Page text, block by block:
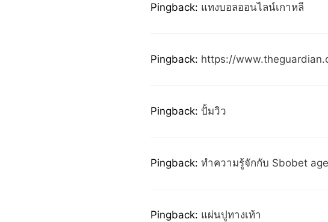
Pingback: แทงบอลออนไลน์เกาหลี
Pingback: https://
Pingback: ปั้มวิว
Pingback: ทำความรู้จักกับ Sbobet
Pingback: แผ่นปูทางเท้า